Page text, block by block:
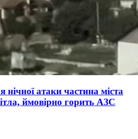
нічної атаки частина міста
ймовірно горить АЗС